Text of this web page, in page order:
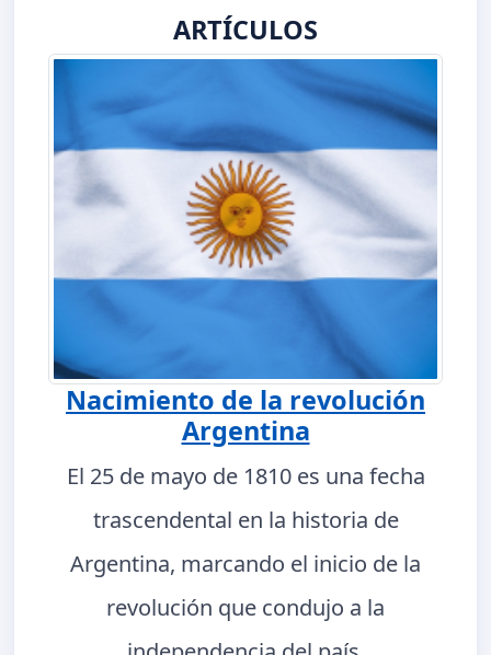
ARTÍCULOS
Nacimiento de la revolución
Argentina
El 25 de mayo de 1810 es una fecha
trascendental en la historia de
Argentina, marcando el inicio de la
revolución que condujo a la